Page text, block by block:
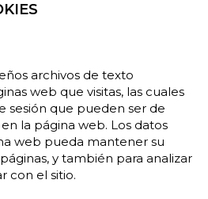
archivos de texto
web que visitas, las cuales
sesión que pueden ser de
la página web. Los datos
web pueda mantener su
y también para analizar
con el sitio.